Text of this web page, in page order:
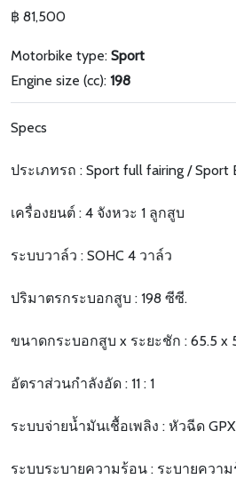
฿ 81,500
Motorbike type: Sport
Engine size (cc): 198
Specs
ประเภทรถ : Sport full fairing / Sport
เครื่องยนต์ : 4 จังหวะ 1 ลูกสูบ
ระบบวาล์ว : SOHC 4 วาล์ว
ปริมาตรกระบอกสูบ : 198 ซีซี.
ขนาดกระบอกสูบ x ระยะชัก : 65.5 x
อัตราส่วนกำลังอัด : 11 : 1
ระบบจ่ายน้ำมันเชื้อเพลิง : หัวฉีด
ระบบระบายความร้อน : ระบายควา